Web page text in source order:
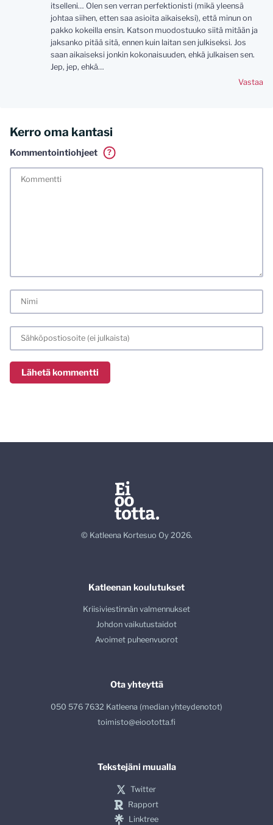
itselleni… Olen sen verran perfektionisti (mikä yleensä
johtaa siihen, etten saa asioita aikaiseksi), että minun on
pakko kokeilla ensin. Katson muodostuuko siitä mitään ja
jaksanko pitää sitä, ennen kuin laitan sen julkiseksi. Jos
saan aikaiseksi jonkin kokonaisuuden, ehkä julkaisen sen.
Jep, jep, ehkä…
Vastaa
Kerro oma kantasi
Kommentointiohjeet
?
meiliosoitteen. Minua ja mielipiteitäni saa ilman muuta
© Katleena Kortesuo Oy 2026.
Katleenan koulutukset
Kriisiviestinnän valmennukset
Johdon vaikutustaidot
Avoimet puheenvuorot
Ota yhteyttä
050 576 7632 Katleena (median yhteydenotot)
toimisto@eioototta.fi
Tekstejäni muualla
Twitter
Rapport
Linktree